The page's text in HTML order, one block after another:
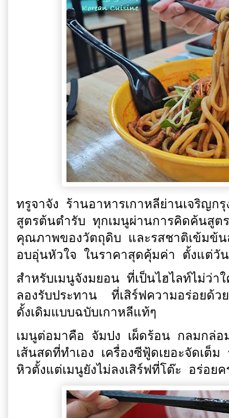
ทรูจาจัง ร้านอาหารเกาหลีย่านเจริญก
สูตรต้นตำรับ ทุกเมนูผ่านการคิดค้นสู
คุณภาพของวัตถุดิบ และรสชาติเข้มข้
อบอุ่นหัวใจ ในราคาสุดคุ้มค่า ตั้งแต่วั
สำหรับเมนูจังมยอน ที่เป็นไฮไลท์ไม่ว่
ลองรับประทาน ที่เสิร์ฟความอร่อยด้ว
ดั้งเดิมแบบฉบับเกาหลีแท้ๆ
เมนูต่อมาคือ จัมปง เผ็ดร้อน กลมกล่
เส้นสดที่ทำเอง เครื่องซีฟู้ดเยอะจัดเ
หิวตั้งแต่เมนูยังไม่ลงเสิร์ฟที่โต๊ะ อร่อย